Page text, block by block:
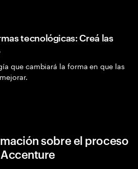
tecnológicas: Creá las
que cambiará la forma en que las
sobre el proceso